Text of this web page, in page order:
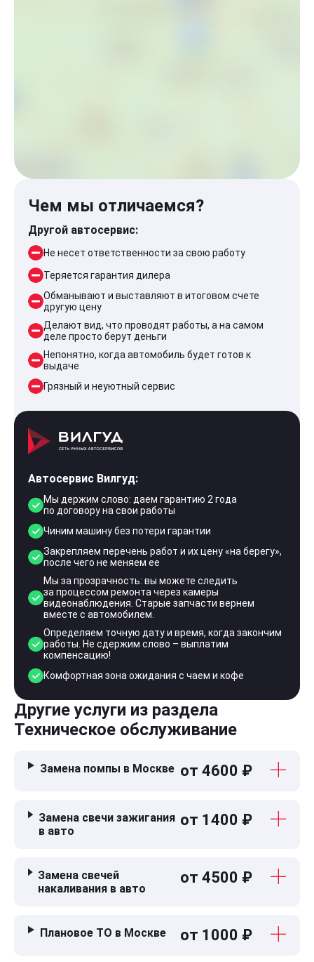
Чем мы отличаемся?
Другой автосервис:
Не несет ответственности за свою работу
Теряется гарантия дилера
Обманывают и выставляют в итоговом счете
другую цену
Делают вид, что проводят работы, а на самом
деле просто берут деньги
Непонятно, когда автомобиль будет готов к
выдаче
Грязный и неуютный сервис
Автосервис Вилгуд:
Мы держим слово: даем гарантию 2 года
по договору на свои работы
Чиним машину без потери гарантии
Закрепляем перечень работ и их цену «на берегу»,
после чего не меняем ее
Мы за прозрачность: вы можете следить
за процессом ремонта через камеры
видеонаблюдения. Старые запчасти вернем
вместе с автомобилем.
Определяем точную дату и время, когда закончим
работы. Не сдержим слово – выплатим
компенсацию!
Комфортная зона ожидания с чаем и кофе
Другие услуги из раздела
Техническое обслуживание
Замена помпы в Москве от 4600 ₽
Замена свечи зажигания
в авто
от 1400 ₽
Замена свечей
накаливания в авто
от 4500 ₽
Плановое ТО в Москве от 1000 ₽